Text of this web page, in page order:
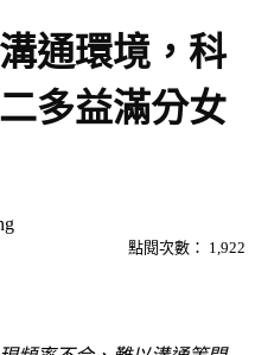
通環境，科
多益滿分女
點閱次數： 1,922